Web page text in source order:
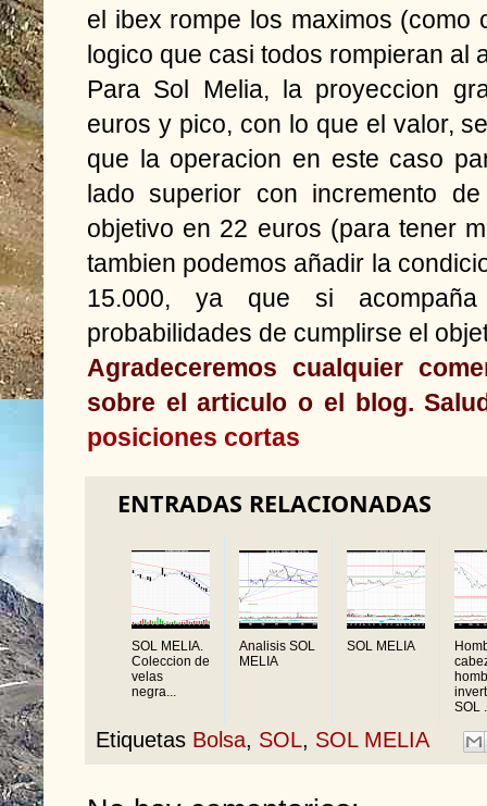
el ibex rompe los maximos (como
logico que casi todos rompieran al
Para Sol Melia, la proyeccion
euros y pico, con lo que el valor,
que la operacion en este caso
lado superior con incremento
objetivo en 22 euros (para tener
tambien podemos añadir la
15.000, ya que si
probabilidades de cumplirse el
Agradeceremos cualquier
sobre el articulo o el blog.
posiciones cortas
ENTRADAS RELACIONADAS
SOL MELIA.
Coleccion de
velas
negra...
Analisis SOL
MELIA
SOL MELIA
SOL
Etiquetas Bolsa, SOL, SOL MELIA